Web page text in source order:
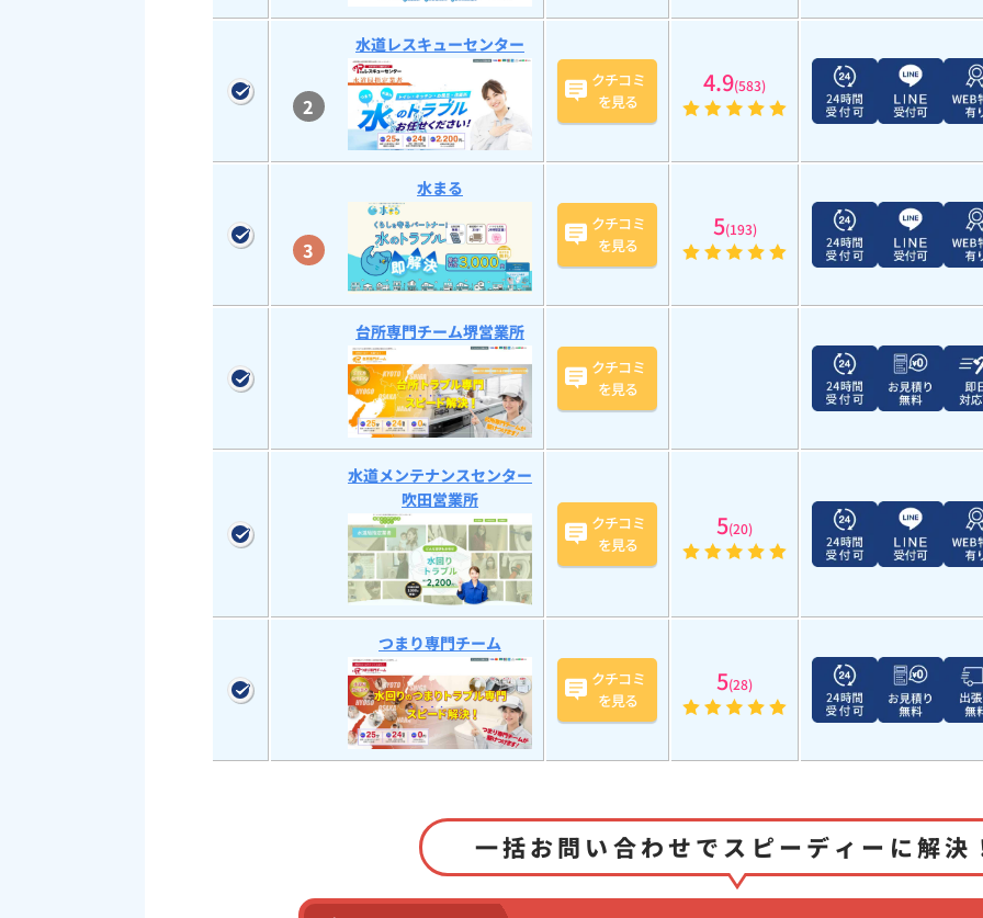
2
水道レスキューセンター
クチコミ
を見る
4.9(583)
3
水まる
クチコミ
を見る
5(193)
台所専門チーム堺営業所
クチコミ
を見る
水道メンテナンスセンター
吹田営業所
クチコミ
を見る
5(20)
つまり専門チーム
クチコミ
を見る
5(28)
一括お問い合わせでスピーディーに解決